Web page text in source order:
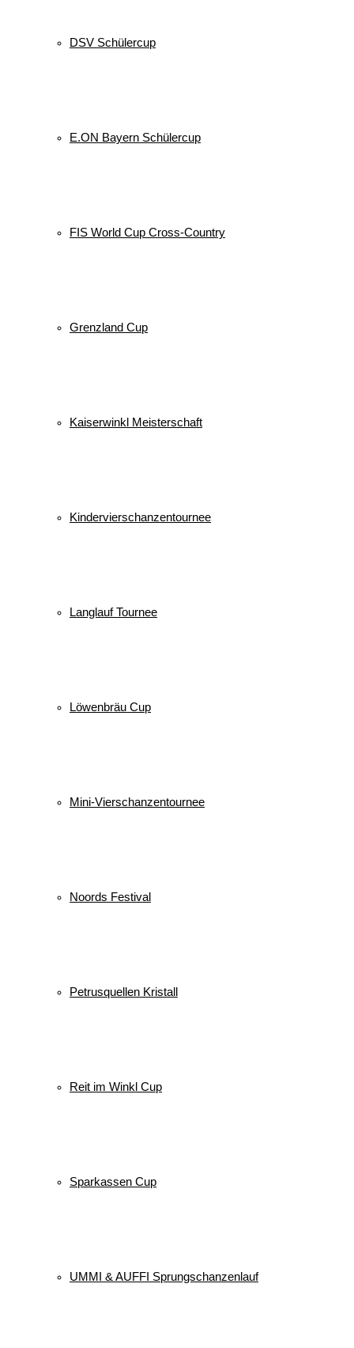
DSV Schülercup
E.ON Bayern Schülercup
FIS World Cup Cross-Country
Grenzland Cup
Kaiserwinkl Meisterschaft
Kindervierschanzentournee
Langlauf Tournee
Löwenbräu Cup
Mini-Vierschanzentournee
Noords Festival
Petrusquellen Kristall
Reit im Winkl Cup
Sparkassen Cup
UMMI & AUFFI Sprungschanzenlauf